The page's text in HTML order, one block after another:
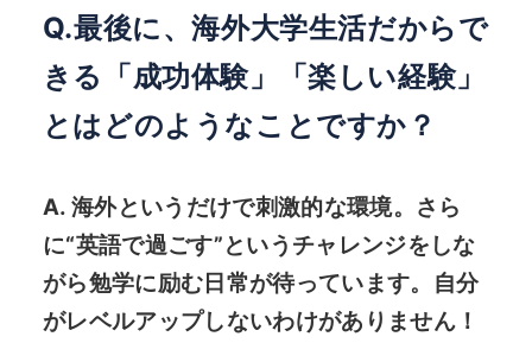
Q.最後に、海外大学生活だからで
きる「成功体験」「楽しい経験」
とはどのようなことですか？
A. 海外というだけで刺激的な環境。さら
に“英語で過ごす”というチャレンジをしな
がら勉学に励む日常が待っています。自分
がレベルアップしないわけがありません！